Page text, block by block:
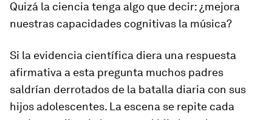
Quizá la ciencia tenga algo que decir: ¿mejora
nuestras capacidades cognitivas la música?
Si la evidencia científica diera una respuesta
afirmativa a esta pregunta muchos padres
saldrían derrotados de la batalla diaria con sus
hijos adolescentes. La escena se repite cada